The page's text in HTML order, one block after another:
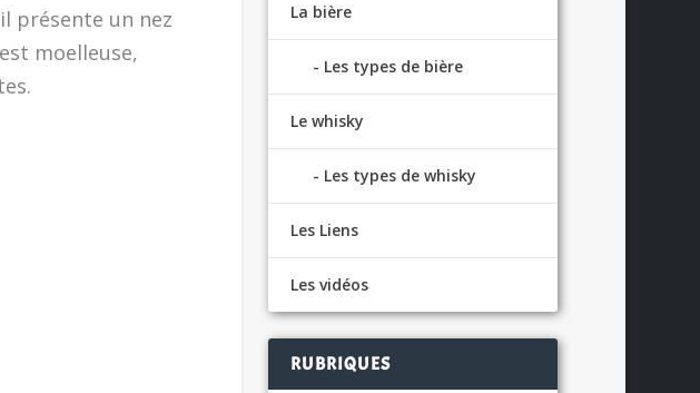
présente un nez
moelleuse,
La bière
Les types de bière
Le whisky
Les types de whisky
Les Liens
Les vidéos
RUBRIQUES